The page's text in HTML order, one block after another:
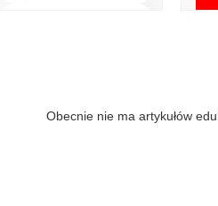
Obecnie nie ma artykułów